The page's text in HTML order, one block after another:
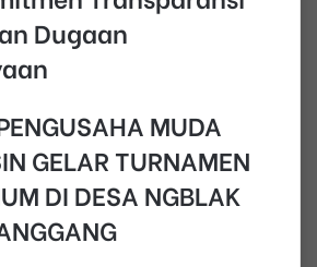
Dugaan
MUDA
GELAR TURNAMEN
DI DESA NGBLAK